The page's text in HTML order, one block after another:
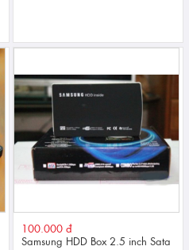
100.000 đ
Samsung HDD Box 2.5 inch Sata